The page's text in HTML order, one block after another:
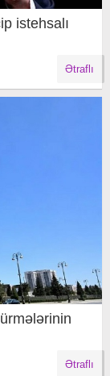
istehsalı
Ətraflı
Ətraflı